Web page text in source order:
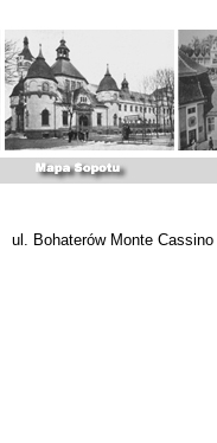
ul. Bohaterów Monte Cassino